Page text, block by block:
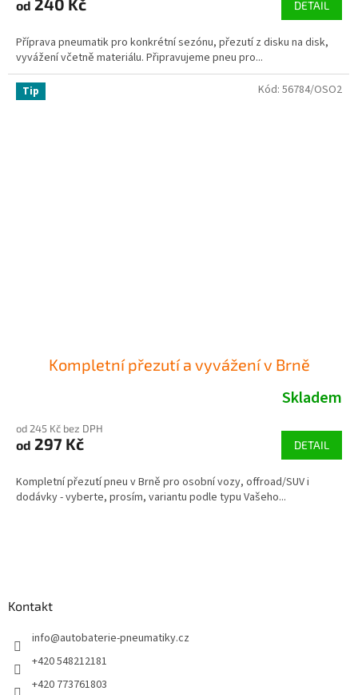
od 240 Kč DETAIL
Příprava pneumatik pro konkrétní sezónu, přezutí z disku na disk,
vyvážení včetně materiálu. Připravujeme pneu pro...
Tip
Kompletní přezutí a vyvážení v Brně
Skladem
od 245 Kč bez DPH
od 297 Kč DETAIL
Kompletní přezutí pneu v Brně pro osobní vozy, offroad/SUV i
dodávky - vyberte, prosím, variantu podle typu Vašeho...
Kód: 56784/OSO2
Kontakt
info@autobaterie-pneumatiky.cz
+420 548212181
+420 773761803